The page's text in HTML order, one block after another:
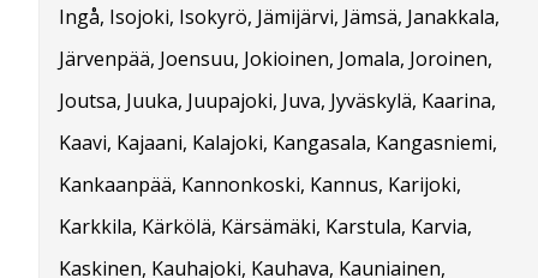
Ingå, Isojoki, Isokyrö, Jämijärvi, Jämsä, Janakkala,
Järvenpää, Joensuu, Jokioinen, Jomala, Joroinen,
Joutsa, Juuka, Juupajoki, Juva, Jyväskylä, Kaarina,
Kaavi, Kajaani, Kalajoki, Kangasala, Kangasniemi,
Kankaanpää, Kannonkoski, Kannus, Karijoki,
Karkkila, Kärkölä, Kärsämäki, Karstula, Karvia,
Kaskinen, Kauhajoki, Kauhava, Kauniainen,